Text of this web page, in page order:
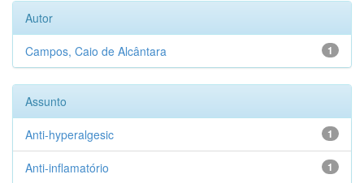
Autor
1
Campos, Caio de Alcântara
Assunto
1
Anti-hyperalgesic
1
Anti-inflamatório